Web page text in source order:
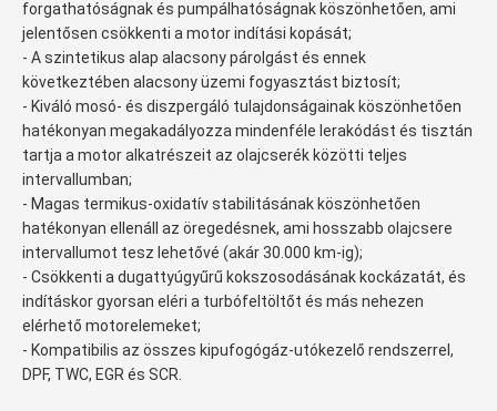
forgathatóságnak és pumpálhatóságnak köszönhetően, ami
jelentősen csökkenti a motor indítási kopását;
- A szintetikus alap alacsony párolgást és ennek
következtében alacsony üzemi fogyasztást biztosít;
- Kiváló mosó- és diszpergáló tulajdonságainak köszönhetően
hatékonyan megakadályozza mindenféle lerakódást és tisztán
tartja a motor alkatrészeit az olajcserék közötti teljes
intervallumban;
- Magas termikus-oxidatív stabilitásának köszönhetően
hatékonyan ellenáll az öregedésnek, ami hosszabb olajcsere
intervallumot tesz lehetővé (akár 30.000 km-ig);
- Csökkenti a dugattyúgyűrű kokszosodásának kockázatát, és
indításkor gyorsan eléri a turbófeltöltőt és más nehezen
elérhető motorelemeket;
- Kompatibilis az összes kipufogógáz-utókezelő rendszerrel,
DPF, TWC, EGR és SCR.